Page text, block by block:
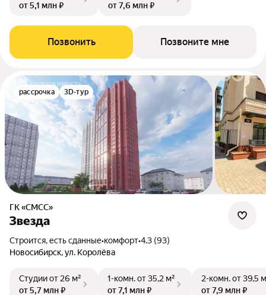
от 5,1 млн ₽
от 7,6 млн ₽
Позвонить Позвоните мне
рассрочка 3D-тур
ГК «СМСС»
Звезда
Строится, есть сданные•комфорт•4.3 (93)
Новосибирск, ул. Королёва
Студииот 26 м²
от 5,7 млн ₽
1-комн.от 35,2 м²
от 7,1 млн ₽
2-комн.от 39,5
от 7,9 млн ₽